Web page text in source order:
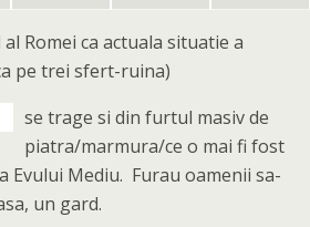
Romei ca actuala situatie a
pe trei sfert-ruina)
se trage si din furtul masiv de
piatra/marmura/ce o mai fi fost
Evului Mediu. Furau oamenii sa-
un gard.